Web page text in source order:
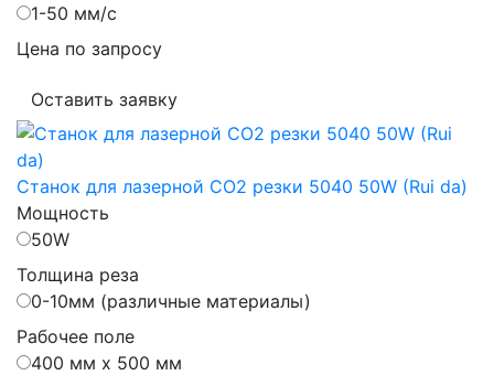
1-50 мм/с
Цена по запросу
Оставить заявку
Станок для лазерной CO2 резки 5040 50W (Rui da)
Мощность
50W
Толщина реза
0-10мм (различные материалы)
Рабочее поле
400 мм х 500 мм